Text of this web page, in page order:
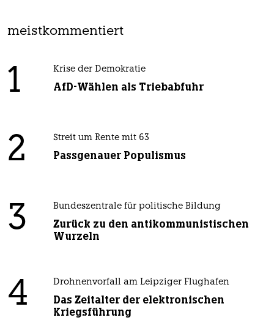
meistkommentiert
1 Krise der Demokratie
AfD-Wählen als Triebabfuhr
2 Streit um Rente mit 63
Passgenauer Populismus
3 Bundeszentrale für politische Bildung
Zurück zu den antikommunistischen
Wurzeln
4 Drohnenvorfall am Leipziger Flughafen
Das Zeitalter der elektronischen
Kriegsführung